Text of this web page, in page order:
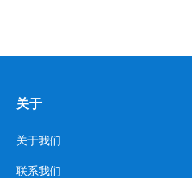
关于
关于我们
联系我们